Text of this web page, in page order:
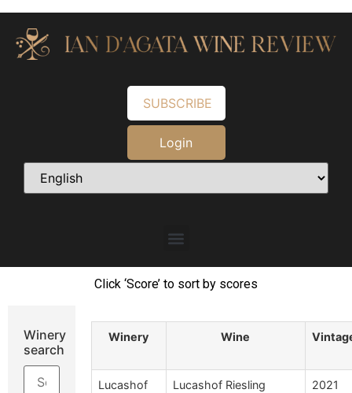
SUBSCRIBE
Login
Click ‘Score’ to sort by scores
Winery
search
Winery Wine
Lucashof
Lucashof Riesling
2021